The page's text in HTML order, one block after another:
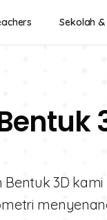
Sekolah
Bentuk 3D